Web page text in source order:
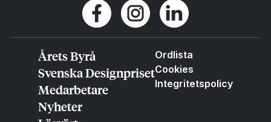
Årets Byrå
Svenska Designpriset
Medarbetare
Nyheter
Ordlista
Cookies
Integritetspolicy